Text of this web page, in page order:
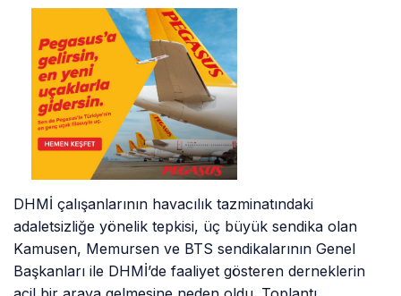
DHMİ çalışanlarının havacılık tazminatındaki
adaletsizliğe yönelik tepkisi, üç büyük sendika olan
Kamusen, Memursen ve BTS sendikalarının Genel
Başkanları ile DHMİ’de faaliyet gösteren derneklerin